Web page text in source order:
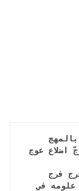
        وانجبت ابوعرفج علومه في